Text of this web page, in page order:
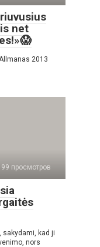
net
2013
просмотров
sakydami, kad ji
nors